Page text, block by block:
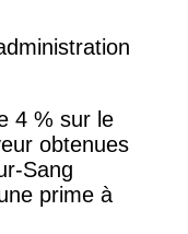
4 % sur le
obtenues
Sang
prime à